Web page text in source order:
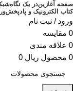
صفحه آغازیندر یک نگاه
کتاب الکترونیک و پادپخش
ورود / ثبت نام
0 مقایسه
0 علاقه مندی
0 محصول ریال